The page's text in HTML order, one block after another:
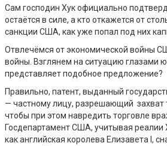
Сам господин Хук официально
остаётся в силе, а кто откажется от
санкции США, как уже попал под них
Отвлечёмся от экономической войны
войны. Взглянем на ситуацию глазами
представляет подобное предложение?
Правильно, патент, выданный
— частному лицу, разрешающий захват
чтобы при этом навредить торговле
Госдепартамент США, учитывая реалии
каканглийская королева Елизавета ,